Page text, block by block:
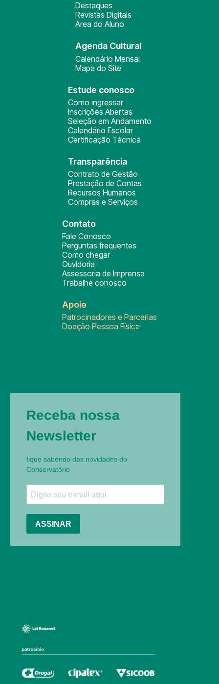
Destaques
Revistas Digitais
Área do Aluno
Agenda Cultural
Calendário Mensal
Mapa do Site
Estude conosco
Como ingressar
Inscrições Abertas
Seleção em Andamento
Calendário Escolar
Certificação Técnica
Transparência
Contrato de Gestão
Prestação de Contas
Recursos Humanos
Compras e Serviços
Contato
Fale Conosco
Perguntas frequentes
Como chegar
Ouvidoria
Assessoria de Imprensa
Trabalhe conosco
Apoie
Patrocinadores e Parcerias
Doação Pessoa Física